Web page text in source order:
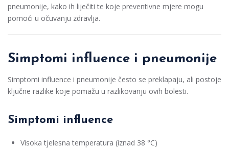
pneumonije, kako ih liječiti te koje preventivne mjere mogu
pomoći u očuvanju zdravlja.
Simptomi influence i pneumonije
Simptomi influence i pneumonije često se preklapaju, ali postoje
ključne razlike koje pomažu u razlikovanju ovih bolesti.
Simptomi influence
Visoka tjelesna temperatura (iznad 38 °C)